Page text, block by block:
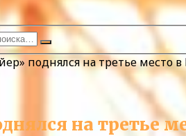
поднялся на третье место
на третье